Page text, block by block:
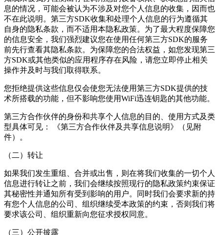
息的情况，可能会被认为不涉及对您个人信息的收集，因而也
不在此说明。第三方SDK收集和处理个人信息的行为遵循其
自身的隐私条款，而不适用本隐私政策。为了最大程度保障您
的信息安全，我们强烈建议您在使用任何第三方SDK的服务
前先行查看其隐私条款。为保障您的合法权益，如您发现第三
方SDK或其他类似的应用程序存在风险，请您立即停止相关
操作并及时与我们取得联系。
您拒绝提供这些信息仅会使您无法使用第三方SDK提供的技
术所搭载的功能，但不影响您使用WiFi迅连钥匙的其他功能。
第三方合作伙伴的身份和共享个人信息的目的、使用方式及类
型具体可见： 《第三方合作伙伴及共享信息说明》（见附
件）。
（二）转让
如果我们发生重组、合并或出售，则在将我们收集的一切个人
信息进行转让之前，我们会继续按照现行的隐私政策约束保证
其秘密性并通知所有受到影响的用户。同时我们会要求新的持
有您个人信息的公司、组织继续受本政策的约束，否则我们将
要求该公司、组织重新向您征求授权同意。
（三）公开披露